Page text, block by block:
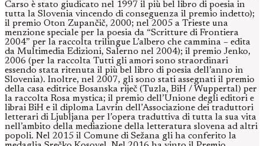
Carso è stato giudicato nel 1997 il più bel libro di poesia in
tutta la Slovenia vincendo di conseguenza il premio indetto);
il premio Oton Zupančič, 2000; nel 2005 a Trieste una
menzione speciale per la poesia da “Scritture di Frontiera
2004” per la raccolta trilingue L’albero che cammina – edita
da Multimedia Edizioni, Salerno nel 2004); il premio Jenko,
2006 (per la raccolta Tutti gli amori sono straordinari
essendo stata ritenuta il più bel libro di poesia dell’anno in
Slovenia). Inoltre, nel 2007, gli sono stati assegnati il premio
della casa editrice Bosanska riječ (Tuzla, BiH / Wuppertal) per
la raccolta Rosa mystica; il premio dell’Unione degli editori e
librai BiH e il diploma Lavrin dell’Associazione dei traduttori
letterari di Ljubljana per l’opera traduttiva di tutta la sua vita
nell’ambito della mediazione della letteratura slovena ad altri
popoli. Nel 2015 il Comune di Sežana gli ha conferito la